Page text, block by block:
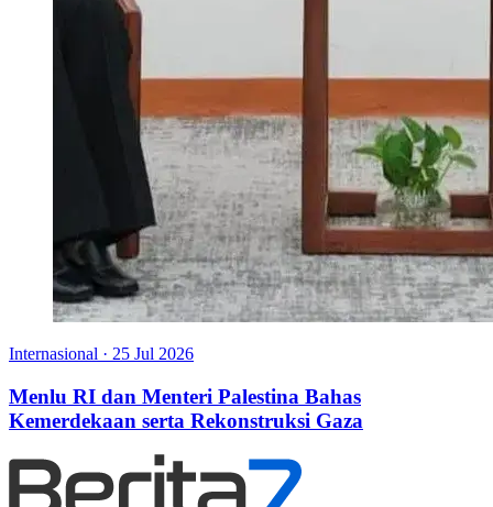
Internasional · 25 Jul 2026
Menlu RI dan Menteri Palestina Bahas
Kemerdekaan serta Rekonstruksi Gaza